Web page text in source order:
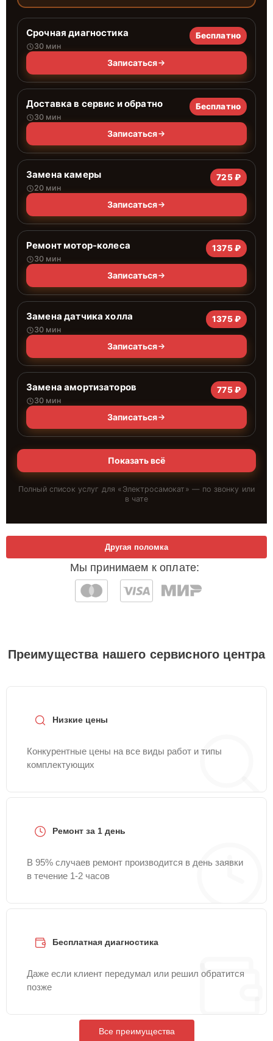
Срочная диагностика
30 мин
Бесплатно
Записаться
Доставка в сервис и обратно
30 мин
Бесплатно
Записаться
Замена камеры
20 мин
725 ₽
Записаться
Ремонт мотор-колеса
30 мин
1375 ₽
Записаться
Замена датчика холла
30 мин
1375 ₽
Записаться
Замена амортизаторов
30 мин
775 ₽
Записаться
Показать всё
Полный список услуг для « Электросамокат » — по звонку или
в чате
Мы принимаем к оплате:
Другая поломка
Преимущества нашего сервисного центра
Низкие цены
Конкурентные цены на все виды работ и типы
комплектующих
Ремонт за 1 день
В 95% случаев ремонт производится в день заявки
в течение 1-2 часов
Бесплатная диагностика
Даже если клиент передумал или решил обратится
позже
Все преимущества